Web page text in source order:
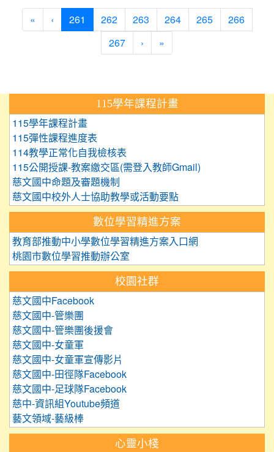
« ‹ 261 (current)
262 263 264 265 266
267 › »
115學年課程計畫
115學年課程計畫
115彈性課程進度表
114教學正常化自我檢核表
115公開授課-教案繳交區(需登入教師Gmail)
慈文國中命題及審題機制
慈文國中校外人士協助教學或活動要點
數位學習精進方案
教育部推動中小學數位學習精進方案入口網
桃園市數位學習推動辦公室
校園社群
慈文國中Facebook
慈文國中-管樂團
慈文國中-管樂團後援會
慈文國中-女童軍
慈文國中-女童軍宣傳影片
慈文國中-田徑隊Facebook
慈文國中-足球隊Facebook
慈中-資訊組Youtube頻道
藝文領域-藝級棒
心靈小棧